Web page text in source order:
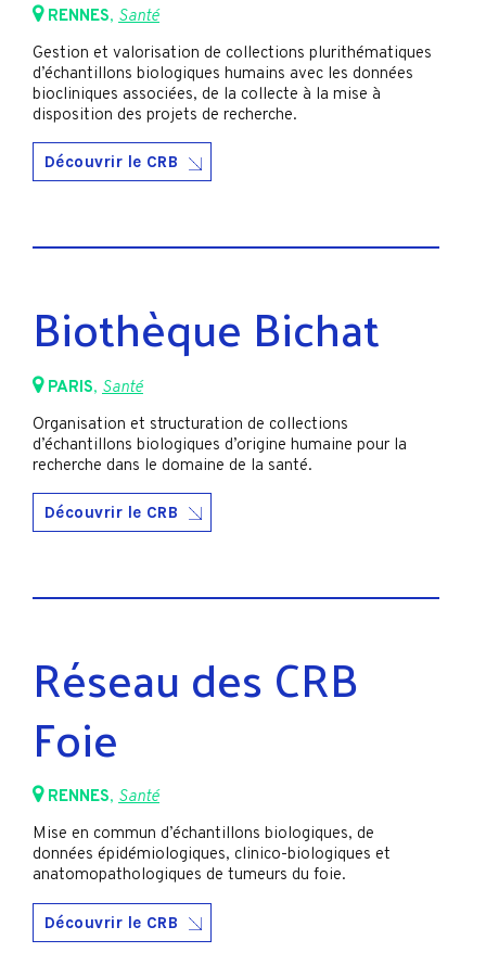
RENNES, Santé
Gestion et valorisation de collections plurithématiques
d’échantillons biologiques humains avec les données
biocliniques associées, de la collecte à la mise à
disposition des projets de recherche.
Découvrir le CRB
Biothèque Bichat
PARIS, Santé
Organisation et structuration de collections
d’échantillons biologiques d’origine humaine pour la
recherche dans le domaine de la santé.
Découvrir le CRB
Réseau des CRB
Foie
RENNES, Santé
Mise en commun d’échantillons biologiques, de
données épidémiologiques, clinico-biologiques et
anatomopathologiques de tumeurs du foie.
Découvrir le CRB